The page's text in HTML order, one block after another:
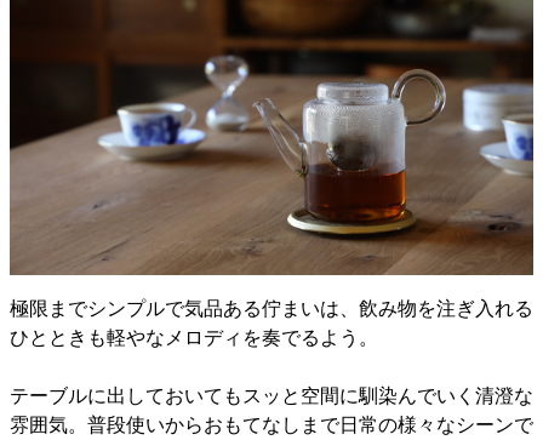
極限までシンプルで気品ある佇まいは、飲み物を注ぎ入れる
ひとときも軽やなメロディを奏でるよう。
テーブルに出しておいてもスッと空間に馴染んでいく清澄な
雰囲気。普段使いからおもてなしまで日常の様々なシーンで